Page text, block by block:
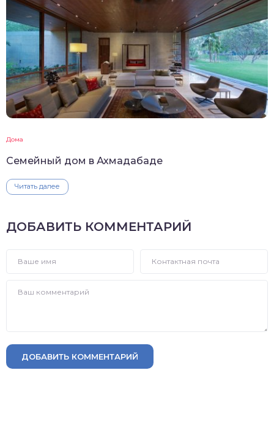
Дома
Семейный дом в Ахмадабаде
Читать далее
ДОБАВИТЬ КОММЕНТАРИЙ
ДОБАВИТЬ КОММЕНТАРИЙ